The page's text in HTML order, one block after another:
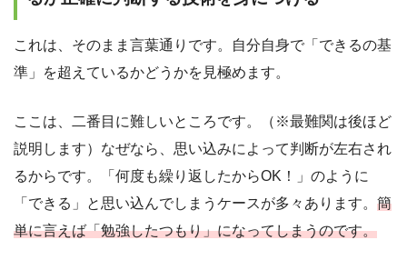
これは、そのまま言葉通りです。自分自身で「できるの基
準」を超えているかどうかを見極めます。
ここは、二番目に難しいところです。（※最難関は後ほど
説明します）なぜなら、思い込みによって判断が左右され
るからです。「何度も繰り返したからOK！」のように
「できる」と思い込んでしまうケースが多々あります。 簡
単に言えば「勉強したつもり」になってしまうのです。